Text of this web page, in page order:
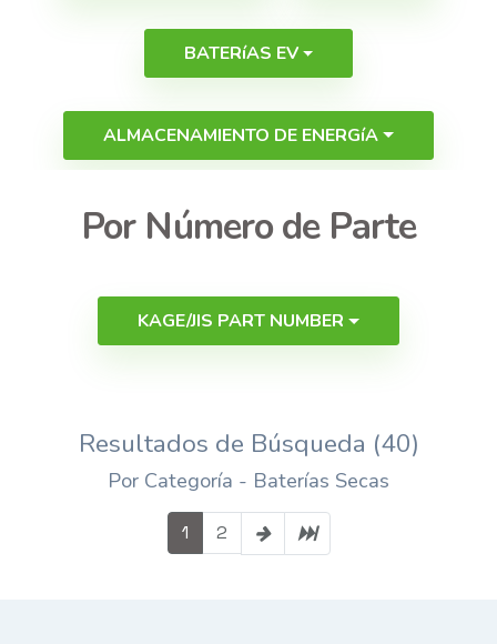
BATERíAS EV
ALMACENAMIENTO DE ENERGíA
Por Número de Parte
KAGE/JIS PART NUMBER
Resultados de Búsqueda (40)
Por Categoría - Baterías Secas
1 2